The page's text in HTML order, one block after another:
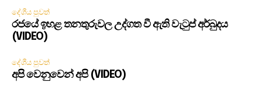
දේශීය පුවත්
රජයේ ඉහළ තනතුරුවල උද්ගත වී ඇති වැටුප් අර්බුදය
(VIDEO)
දේශීය පුවත්
අපි වෙනුවෙන් අපි (VIDEO)